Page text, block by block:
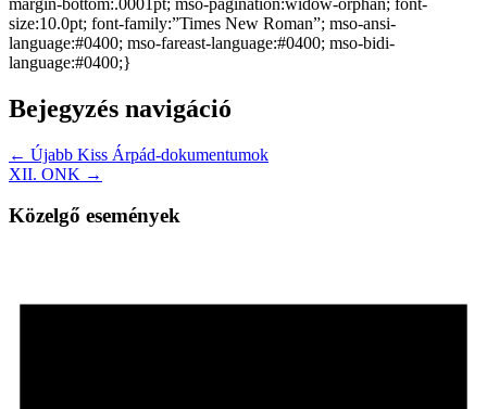
size:10.0pt; font-family:”Times New Roman”; mso-ansi-
language:#0400; mso-fareast-language:#0400; mso-bidi-
language:#0400;}
Bejegyzés navigáció
← Újabb Kiss Árpád-dokumentumok
XII. ONK →
Közelgő események